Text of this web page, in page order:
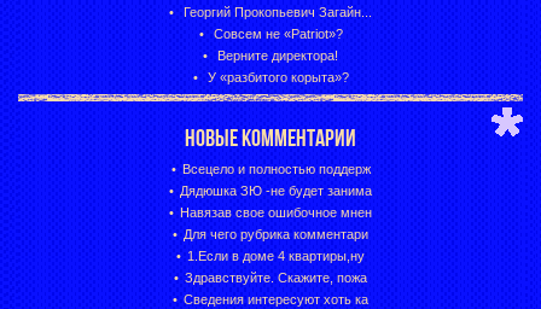
Георгий Прокопьевич Загайн...
Совсем не «Patriot»?
Верните директора!
У «разбитого корыта»?
НОВЫЕ КОММЕНТАРИИ
Всецело и полностью поддерж
Дядюшка ЗЮ -не будет занима
Навязав свое ошибочное мнен
Для чего рубрика комментари
1.Если в доме 4 квартиры,ну
Здравствуйте. Скажите, пожа
Сведения интересуют хоть ка